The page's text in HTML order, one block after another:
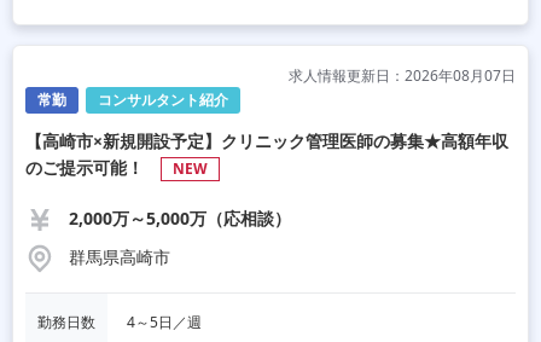
常勤 コンサルタント紹介
求人情報更新日：2026年08月07日
【高崎市×新規開設予定】クリニック管理医師の募集★高額年収
のご提示可能！
NEW
2,000万～5,000万（応相談）
群馬県高崎市
勤務日数 4～5日／週